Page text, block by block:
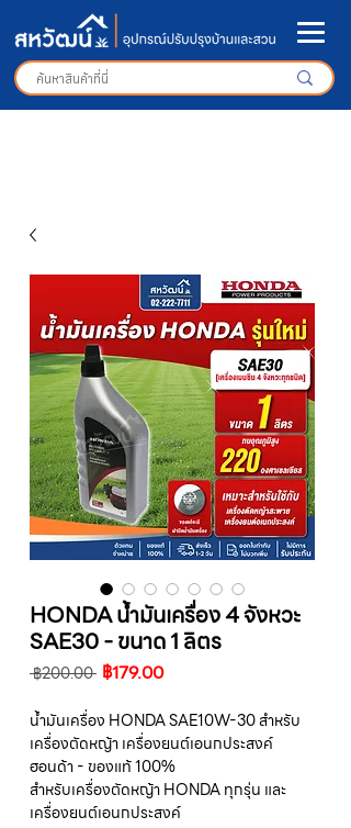
HONDA น้ำมันเครื่อง 4 จังหวะ
SAE30 - ขนาด 1 ลิตร
฿200.00 ราคา
฿179.00ราคา
ลด
น้ำมันเครื่อง HONDA SAE10W-30 สำหรับ
เครื่องตัดหญ้า เครื่องยนต์เอนกประสงค์
ฮอนด้า - ของแท้ 100%
สำหรับเครื่องตัดหญ้า HONDA ทุกรุ่น และ
เครื่องยนต์เอนกประสงค์